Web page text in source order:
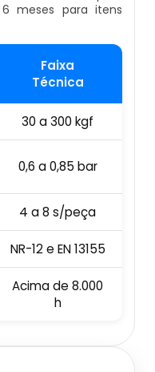
Data
Caixa
meses para itens
Faixa
Técnica
30 a 300 kgf
0,6 a 0,85 bar
4 a 8 s/peça
NR-12 e EN 13155
Acima de 8.000
h